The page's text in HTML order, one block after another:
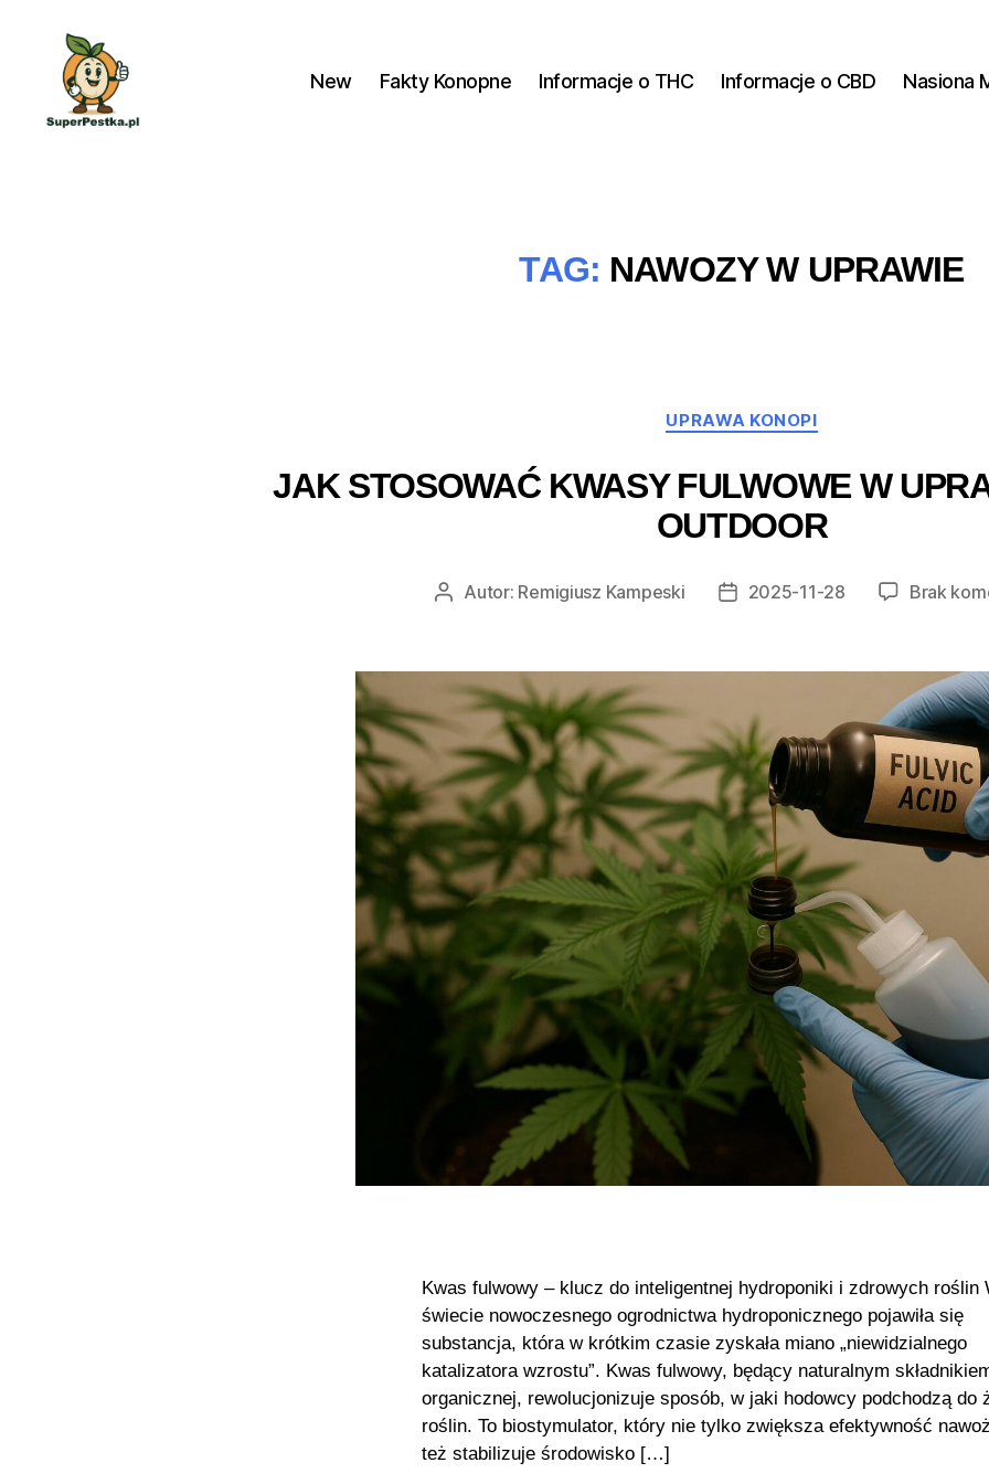
New Fakty Konopne Informacje o THC Informacje o CBD Nasiona
TAG: NAWOZY W UPRAWIE
Kategorie
UPRAWA KONOPI
JAK STOSOWAĆ KWASY FULWOWE W
OUTDOOR
AutorAutor: Remigiusz Kampeski
Data2025-11-28 Brak
Kwas fulwowy – klucz do inteligentnej hydroponiki i zdrowych roślin
świecie nowoczesnego ogrodnictwa hydroponicznego pojawiła się
substancja, która w krótkim czasie zyskała miano „niewidzialnego
katalizatora wzrostu”. Kwas fulwowy, będący naturalnym
organicznej, rewolucjonizuje sposób, w jaki hodowcy podchodzą do
roślin. To biostymulator, który nie tylko zwiększa efektywność
też stabilizuje środowisko […]